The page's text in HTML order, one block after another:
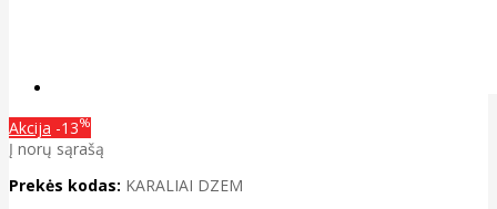
Akcija -13%
Į norų sąrašą
Prekės kodas: KARALIAI DZEM